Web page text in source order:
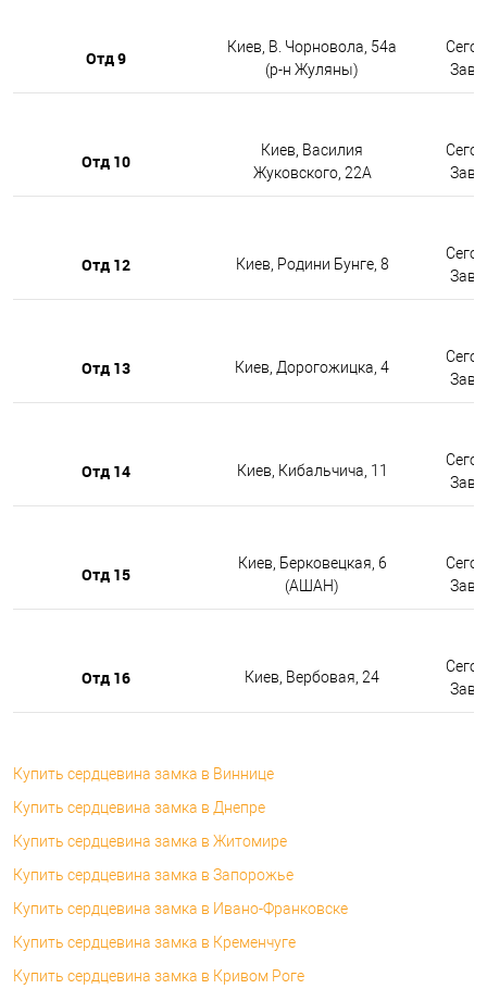
Отд 9
Киев, В. Чорновола, 54а
(р-н Жуляны)
Отд 10
Киев, Василия
Жуковского, 22А
Отд 12 Киев, Родини Бунге, 8
Отд 13 Киев, Дорогожицка, 4
Отд 14 Киев, Кибальчича, 11
Отд 15
Киев, Берковецкая, 6
(АШАН)
Отд 16 Киев, Вербовая, 24
Купить сердцевина замка в Виннице
Купить сердцевина замка в Днепре
Купить сердцевина замка в Житомире
Купить сердцевина замка в Запорожье
Купить сердцевина замка в Ивано-Франковске
Купить сердцевина замка в Кременчуге
Купить сердцевина замка в Кривом Роге